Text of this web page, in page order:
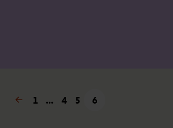
« Edellinen
1 … 4 5 6